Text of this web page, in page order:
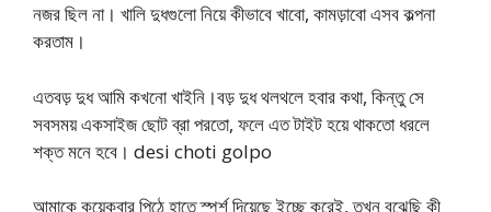
নজর ছিল না। খালি দুধগুলো নিয়ে কীভাবে খাবো, কামড়াবো এসব কল্পনা
করতাম।
এতবড় দুধ আমি কখনো খাইনি।বড় দুধ থলথলে হবার কথা, কিন্তু সে
সবসময় একসাইজ ছোট ব্রা পরতো, ফলে এত টাইট হয়ে থাকতো ধরলে
শক্ত মনে হবে। desi choti golpo
আমাকে কয়েকবার পিঠে হাতে স্পর্শ দিয়েছে ইচ্ছে করেই, তখন বুঝেছি কী